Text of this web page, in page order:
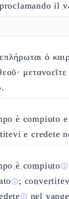
il
ὁ
μετανοεῖτε
è compiuto
e credete
è compiutoⓘ
ⓘ;
ⓘ nel